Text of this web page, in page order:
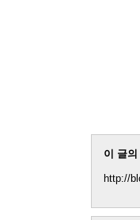
이 글
http://